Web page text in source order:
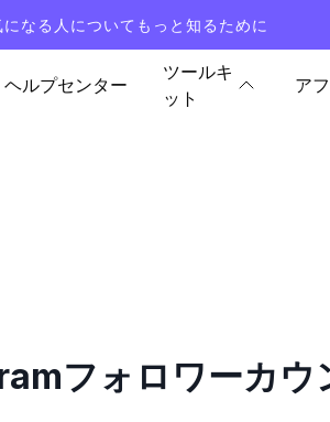
になる人についてもっと知るために
ヘルプセンター
ツールキ
ット
ア
フォロワーカウ